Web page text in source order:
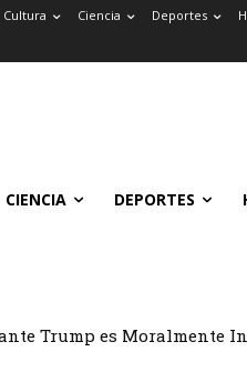
Cultura Ciencia Deportes
CIENCIA DEPORTES
Trump es Moralmente